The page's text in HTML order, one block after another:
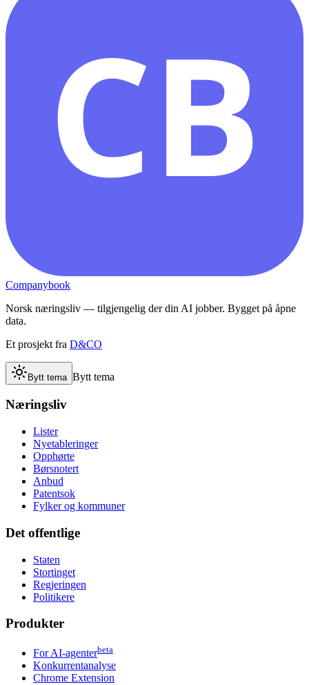
CB
Companybook
Norsk næringsliv — tilgjengelig der din AI jobber. Bygget på åpne
data.
Et prosjekt fra D&CO
Bytt tema Bytt tema
Næringsliv
Lister
Nyetableringer
Opphørte
Børsnotert
Anbud
Patentsok
Fylker og kommuner
Det offentlige
Staten
Stortinget
Regjeringen
Politikere
Produkter
For AI-agenterbeta
Konkurrentanalyse
Chrome Extension